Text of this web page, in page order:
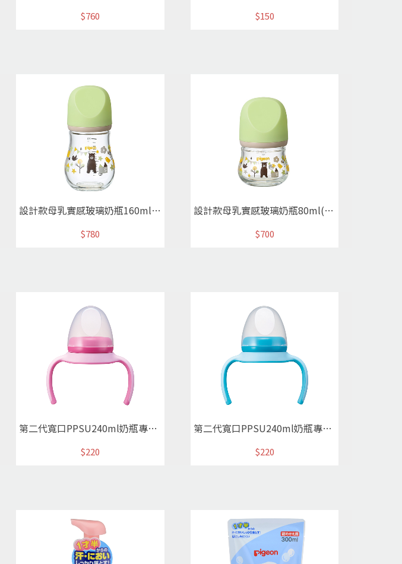
$760 $150
設計款母乳實感玻璃奶瓶160ml(熊/綠)
$780
設計款母乳實感玻璃奶瓶80ml(熊/綠)
$700
第二代寬口PPSU240ml奶瓶專用握把栓蓋組 (粉)
$220
第二代寬口PPSU240ml奶瓶專用握把栓蓋組(藍)
$220